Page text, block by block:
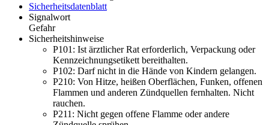
Sicherheitsdatenblatt
Signalwort
Gefahr
Sicherheitshinweise
P101: Ist ärztlicher Rat erforderlich, Verpackung oder
Kennzeichnungsetikett bereithalten.
P102: Darf nicht in die Hände von Kindern gelangen.
P210: Von Hitze, heißen Oberflächen, Funken, offenen
Flammen und anderen Zündquellen fernhalten. Nicht
rauchen.
P211: Nicht gegen offene Flamme oder andere